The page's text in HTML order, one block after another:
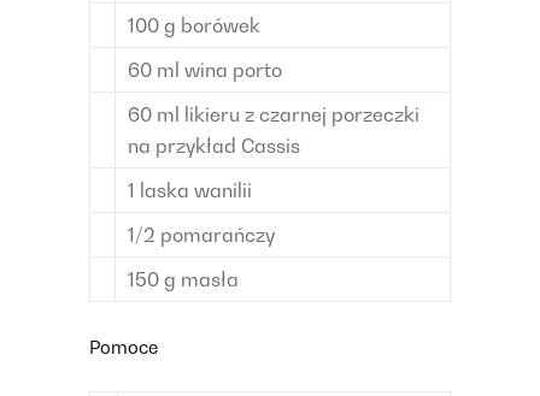
100 g borówek
60 ml wina porto
60 ml
likieru z czarnej porzeczki
na przykład Cassis
1 laska wanilii
1/2 pomarańczy
150 g masła
Pomoce